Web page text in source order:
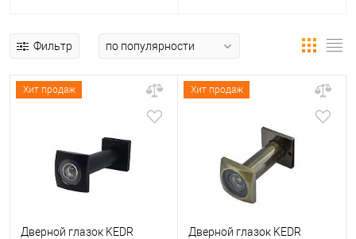
Фильтр
Хит продаж
Дверной глазок KEDR
Хит продаж
Дверной глазок KEDR